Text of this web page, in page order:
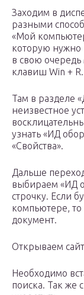
Заходим в
разными
«Мой
которую нужно
в свою
клавиш Win + R.
Там в разделе
неизвестное
узнать «ИД
«Свойства».
Дальше
выбираем «ИД
строчку. Если
компьютере,
документ.
Открываем
Необходимо
поиска. Так же